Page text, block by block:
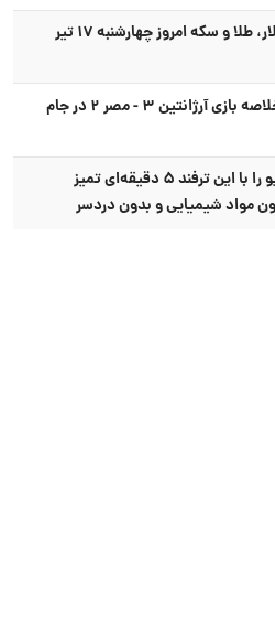
قیمت دلار، طلا و سکه امروز چهارشنبه ۱۷ تیر
ببینید؛ خلاصه بازی آرژانتین ۳ - مصر ۲ در جام
مایکروویو را با این ترفند ۵ دقیقه‌ای تمیز
مواد شیمیایی و بدون دردسر